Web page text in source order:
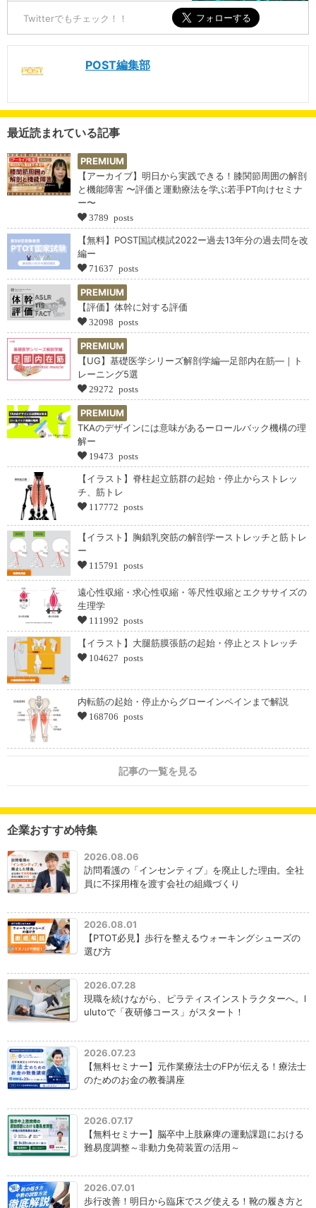
Twitterでもチェック！！
POST編集部
最近読まれている記事
PREMIUM
【アーカイブ】明日から実践できる！膝関節周囲の解剖
と機能障害 〜評価と運動療法を学ぶ若手PT向けセミナ
ー〜
3789 posts
【無料】POST国試模試2022ー過去13年分の過去問を改
編ー
71637 posts
PREMIUM
【評価】体幹に対する評価
32098 posts
PREMIUM
【UG】基礎医学シリーズ解剖学編―足部内在筋―｜ト
レーニング5選
29272 posts
PREMIUM
TKAのデザインには意味があるーロールバック機構の理
解ー
19473 posts
【イラスト】脊柱起立筋群の起始・停止からストレッ
チ、筋トレ
117772 posts
【イラスト】胸鎖乳突筋の解剖学ーストレッチと筋トレ
ー
115791 posts
遠心性収縮・求心性収縮・等尺性収縮とエクササイズの
生理学
111992 posts
【イラスト】大腿筋膜張筋の起始・停止とストレッチ
104627 posts
内転筋の起始・停止からグローインペインまで解説
168706 posts
記事の一覧を見る
企業おすすめ特集
2026.08.06
訪問看護の「インセンティブ」を廃止した理由。全社
員に不採用権を渡す会社の組織づくり
2026.08.01
【PTOT必見】歩行を整えるウォーキングシューズの
選び方
2026.07.28
現職を続けながら、ピラティスインストラクターへ。l
ulutoで「夜研修コース」がスタート！
2026.07.23
【無料セミナー】元作業療法士のFPが伝える！療法士
のためのお金の教養講座
2026.07.17
【無料セミナー】脳卒中上肢麻痺の運動課題における
難易度調整～非動力免荷装置の活用～
2026.07.01
歩行改善！明日から臨床でスグ使える！靴の履き方と